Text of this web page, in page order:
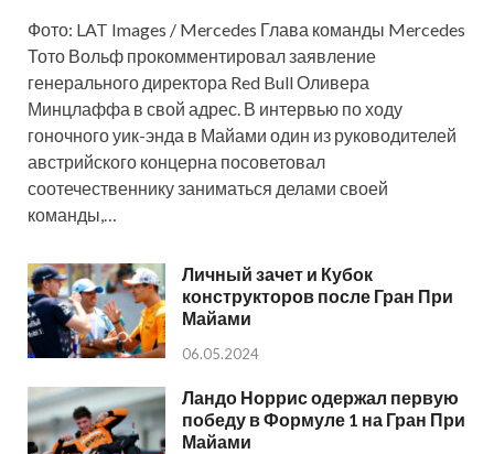
Фото: LAT Images / Mercedes Глава команды Mercedes
Тото Вольф прокомментировал заявление
генерального директора Red Bull Оливера
Минцлаффа в свой адрес. В интервью по ходу
гоночного уик-энда в Майами один из руководителей
австрийского концерна посоветовал
соотечественнику заниматься делами своей
команды,…
Личный зачет и Кубок
конструкторов после Гран При
Майами
06.05.2024
Ландо Норрис одержал первую
победу в Формуле 1 на Гран При
Майами